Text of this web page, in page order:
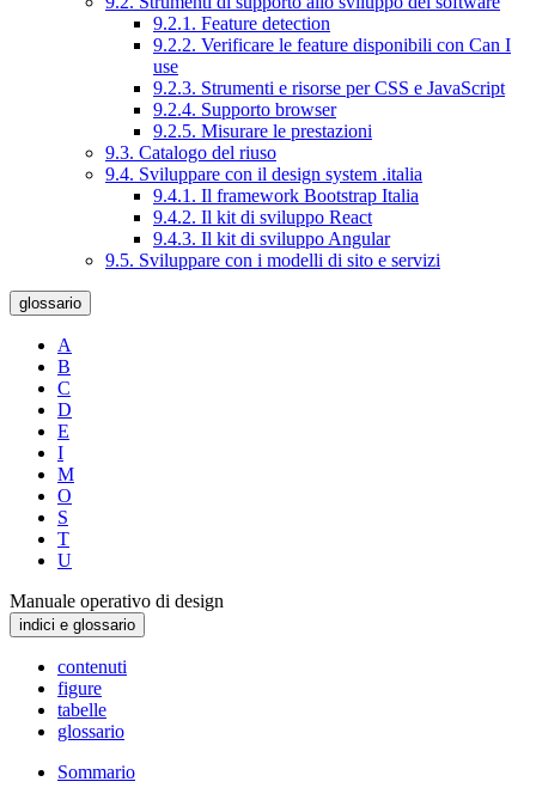
9.2.1. Feature detection
9.2.2. Verificare le feature disponibili con Can I
use
9.2.3. Strumenti e risorse per CSS e JavaScript
9.2.4. Supporto browser
9.2.5. Misurare le prestazioni
9.3. Catalogo del riuso
9.4. Sviluppare con il design system .italia
9.4.1. Il framework Bootstrap Italia
9.4.2. Il kit di sviluppo React
9.4.3. Il kit di sviluppo Angular
9.5. Sviluppare con i modelli di sito e servizi
glossario
A
B
C
D
E
I
M
O
S
T
U
Manuale operativo di design
indici e glossario
contenuti
figure
tabelle
glossario
Sommario